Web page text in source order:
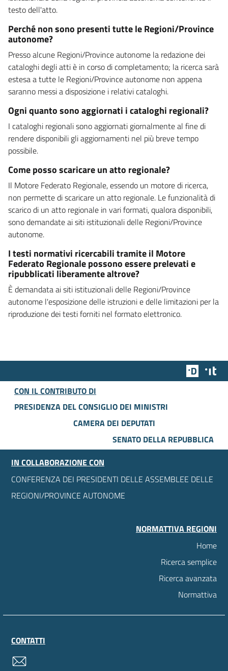
testo dell'atto.
Perché non sono presenti tutte le Regioni/Province
autonome?
Presso alcune Regioni/Province autonome la redazione dei
cataloghi degli atti è in corso di completamento; la ricerca sarà
estesa a tutte le Regioni/Province autonome non appena
saranno messi a disposizione i relativi cataloghi.
Ogni quanto sono aggiornati i cataloghi regionali?
I cataloghi regionali sono aggiornati giornalmente al fine di
rendere disponibili gli aggiornamenti nel più breve tempo
possibile.
Come posso scaricare un atto regionale?
Il Motore Federato Regionale, essendo un motore di ricerca,
non permette di scaricare un atto regionale. Le funzionalità di
scarico di un atto regionale in vari formati, qualora disponibili,
sono demandate ai siti istituzionali delle Regioni/Province
autonome.
I testi normativi ricercabili tramite il Motore
Federato Regionale possono essere prelevati e
ripubblicati liberamente altrove?
È demandata ai siti istituzionali delle Regioni/Province
autonome l'esposizione delle istruzioni e delle limitazioni per la
riproduzione dei testi forniti nel formato elettronico.
Team
CON IL CONTRIBUTO DI
PRESIDENZA DEL CONSIGLIO DEI MINISTRI
CAMERA DEI DEPUTATI
SENATO DELLA REPUBBLICA
IN COLLABORAZIONE CON
CONFERENZA DEI PRESIDENTI DELLE ASSEMBLEE DELLE
REGIONI/PROVINCE AUTONOME
NORMATTIVA REGIONI
Home
Ricerca semplice
Ricerca avanzata
Normattiva
CONTATTI